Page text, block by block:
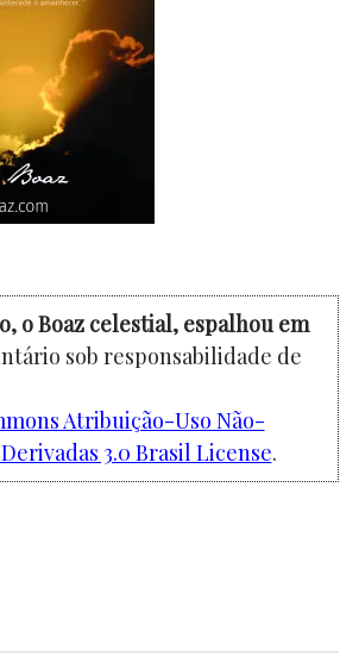
o Boaz celestial, espalhou em
sob responsabilidade de
Atribuição-Uso Não-
3.0 Brasil License.